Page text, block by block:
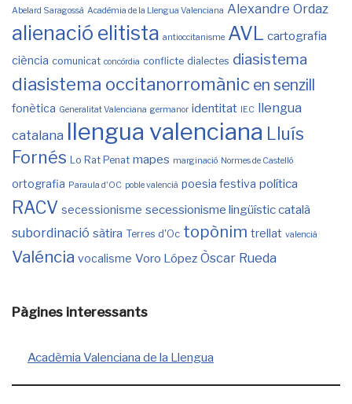
Abelard Saragossà Acadèmia de la Llengua Valenciana Alexandre Ordaz
alienació elitista antioccitanisme AVL cartografia
ciència comunicat concòrdia conflicte dialectes diasistema
diasistema occitanorromànic en senzill
fonètica Generalitat Valenciana germanor identitat IEC llengua
catalana llengua valenciana Lluís
Fornés Lo Rat Penat mapes marginació Normes de Castelló
ortografia Paraula d'OC poble valencià poesia festiva política
RACV secessionisme secessionisme lingüístic català
subordinació sàtira Terres d'Oc topònim trellat valencià
Valéncia vocalisme Voro López Òscar Rueda
Pàgines interessants
Acadèmia Valenciana de la Llengua